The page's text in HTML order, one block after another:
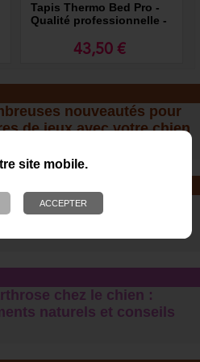
site mobile.
Tapis Thermo Bed Pro -
Qualité professionnelle -
43,50 €
nouveautés pour
de jeux avec votre chien
l'hygiène et les soins de
chez le chien :
naturels et conseil s